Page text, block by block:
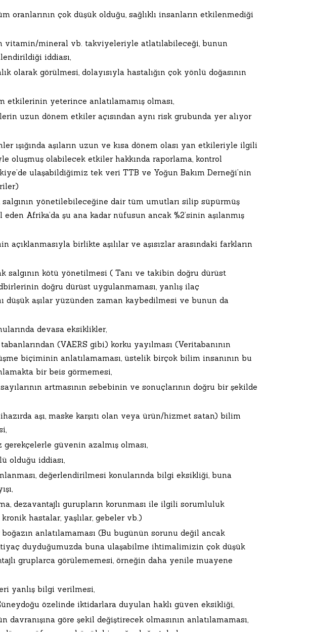
oranlarının çok düşük olduğu, sağlıklı insanların etkilenmediği
vitamin/mineral vb. takviyeleriyle atlatılabileceği, bunun
iddiası,
olarak görülmesi, dolayısıyla hastalığın çok yönlü doğasının
etkilerinin yeterince anlatılamamış olması,
uzun dönem etkiler açısından aynı risk grubunda yer alıyor
ışığında aşıların uzun ve kısa dönem olası yan etkileriyle ilgili
oluşmuş olabilecek etkiler hakkında raporlama, kontrol
ulaşabildiğimiz tek veri TTB ve Yoğun Bakım Derneği’nin
salgının yönetilebileceğine dair tüm umutları silip süpürmüş
Afrika’da şu ana kadar nüfusun ancak %2’sinin aşılanmış
açıklanmasıyla birlikte aşılılar ve aşısızlar arasındaki farkların
kötü yönetilmesi ( Tanı ve takibin doğru dürüst
doğru dürüst uygulanmaması, yanlış ilaç
düşük aşılar yüzünden zaman kaybedilmesi ve bunun da
devasa eksiklikler,
(VAERS gibi) korku yayılması (Veritabanının
biçiminin anlatılamaması, üstelik birçok bilim insanının bu
bir beis görmemesi,
artmasının sebebinin ve sonuçlarının doğru bir şekilde
aşı, maske karşıtı olan veya ürün/hizmet satan) bilim
güvenin azalmış olması,
olduğu iddiası,
değerlendirilmesi konularında bilgi eksikliği, buna
dezavantajlı gurupların korunması ile ilgili sorumluluk
hastalar, yaşlılar, gebeler vb.)
anlatılamaması (Bu bugünün sorunu değil ancak
duyduğumuzda buna ulaşabilme ihtimalimizin çok düşük
gruplarca görülememesi, örneğin daha yenile muayene
yanlış bilgi verilmesi,
özelinde iktidarlara duyulan haklı güven eksikliği,
davranışına göre şekil değiştirecek olmasının anlatılamaması,